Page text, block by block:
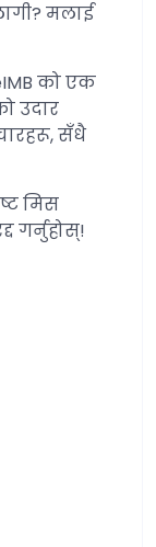
मलाई
को एक
उदार
सँधै
मिस
गर्नुहोस्!